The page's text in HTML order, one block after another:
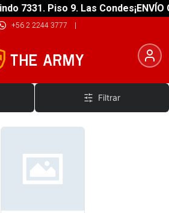
7331. Piso 9. Las Condes¡ENVÍO
+56 2 2244 3777 |
Filtrar